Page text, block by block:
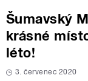
Šumavský
krásné
léto!
3. červenec 2020